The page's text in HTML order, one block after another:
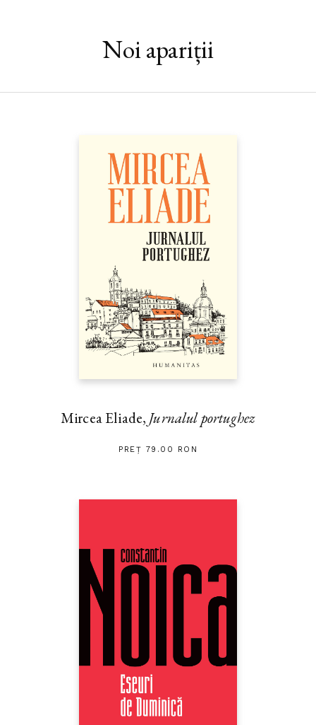
înzestrate cu puterea de a repovesti lumea în care trăim.
„Nu am stat niciodată să detaliez despre obiectivele sau tipul
camerei cu care am făcut o anumită fotografie. Dar mi-a plăcut
sau oriunde, să constituie cartea mea de vizită, spovedania mea
în imagini oferită semenilor mei.“
Nicolae Scutaru, „Librăria Humanitas din Braşov, Emanuel
Tânjală de faţă cu cititorii săi“
Jurnalul Bucureştiului
Noi apariții
Mircea Eliade, Jurnalul portughez
PREȚ 79.00 RON